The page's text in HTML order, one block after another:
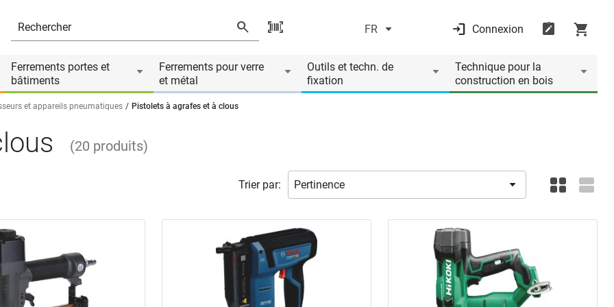
FR Connexion
Ferrements portes et
bâtiments
Ferrements pour verre
et métal
Outils et techn. de
fixation
Technique pour la
construction en bois
et appareils pneumatiques Pistolets à agrafes et à clous
(20 produits)
Trier par: